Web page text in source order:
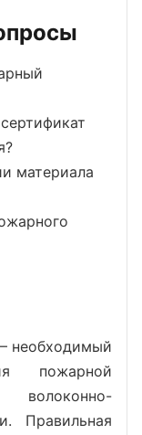
материала
необходимый
пожарной
Правильная